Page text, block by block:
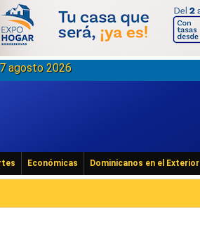
agosto 2026
Económicas Dominicanos en el Exterior